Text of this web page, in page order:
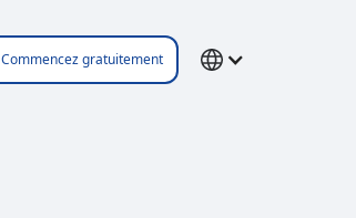
Commencez gratuitement